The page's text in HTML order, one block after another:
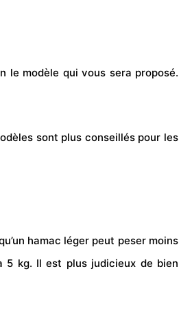
le modèle qui vous sera proposé.
sont plus conseillés pour les
hamac léger peut peser moins
5 kg. Il est plus judicieux de bien